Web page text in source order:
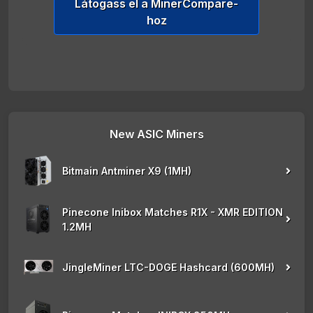
Látogass el a MinerCompare-
hoz
New ASIC Miners
Bitmain Antminer X9 (1MH)
Pinecone Inibox Matches R1X - XMR EDITION
1.2MH
JingleMiner LTC-DOGE Hashcard (600MH)